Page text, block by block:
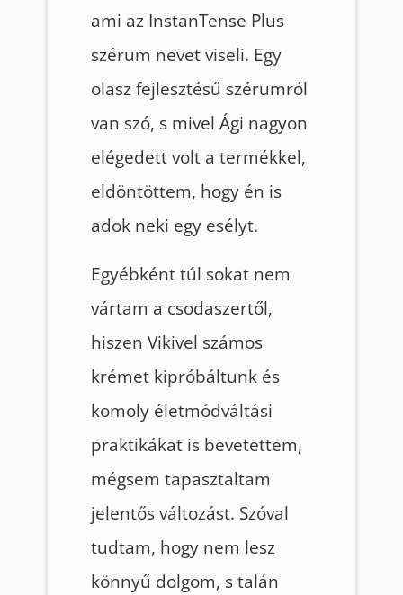
ami az InstanTense Plus
szérum nevet viseli. Egy
olasz fejlesztésű szérumról
van szó, s mivel Ági nagyon
elégedett volt a termékkel,
eldöntöttem, hogy én is
adok neki egy esélyt.
Egyébként túl sokat nem
vártam a csodaszertől,
hiszen Vikivel számos
krémet kipróbáltunk és
komoly életmódváltási
praktikákat is bevetettem,
mégsem tapasztaltam
jelentős változást. Szóval
tudtam, hogy nem lesz
könnyű dolgom, s talán